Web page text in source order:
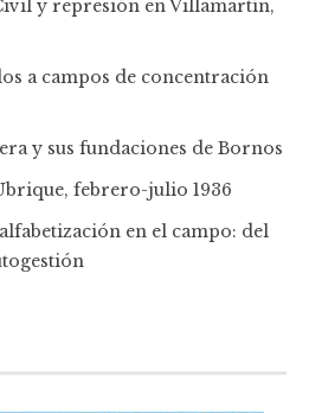
y represión en Villamartín,
a campos de concentración
y sus fundaciones de Bornos
febrero-julio 1936
en el campo: del